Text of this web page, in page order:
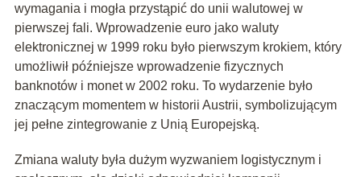
wymagania i mogła przystąpić do unii walutowej w
pierwszej fali. Wprowadzenie euro jako waluty
elektronicznej w 1999 roku było pierwszym krokiem, który
umożliwił późniejsze wprowadzenie fizycznych
banknotów i monet w 2002 roku. To wydarzenie było
znaczącym momentem w historii Austrii, symbolizującym
jej pełne zintegrowanie z Unią Europejską.
Zmiana waluty była dużym wyzwaniem logistycznym i